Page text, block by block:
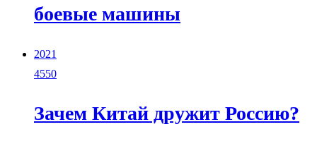
боевые машины
2021
4550
Зачем Китай дружит Россию?